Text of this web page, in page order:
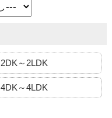
2DK～2LDK
4DK～4LDK